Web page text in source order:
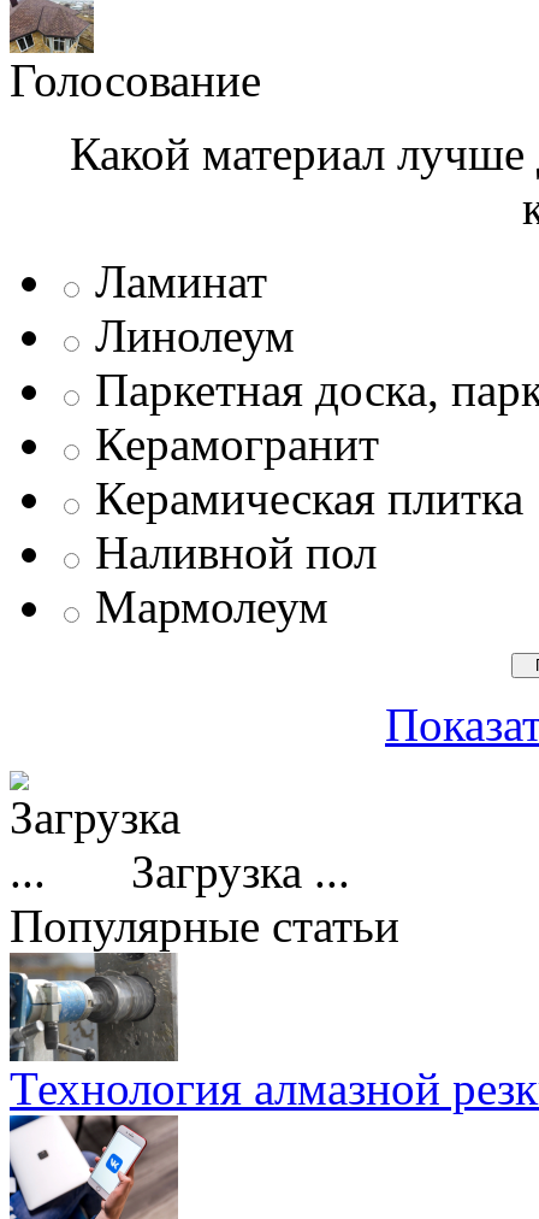
Голосование
Какой материал
Ламинат
Линолеум
Паркетная доска,
Керамогранит
Керамическая плитка
Наливной пол
Мармолеум
Загрузка ...
Популярные статьи
Технология алмазной